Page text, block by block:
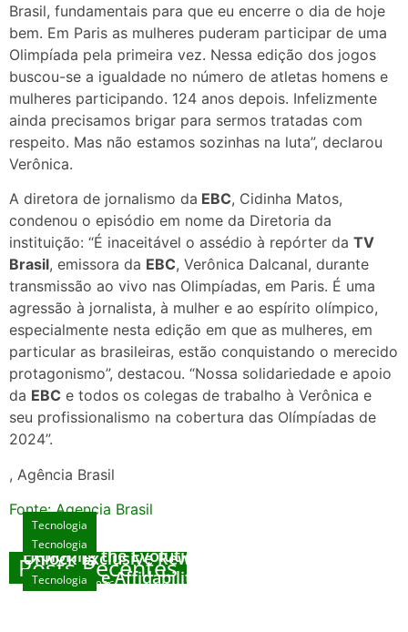
Brasil, fundamentais para que eu encerre o dia de hoje
bem. Em Paris as mulheres puderam participar de uma
Olimpíada pela primeira vez. Nessa edição dos jogos
buscou-se a igualdade no número de atletas homens e
mulheres participando. 124 anos depois. Infelizmente
ainda precisamos brigar para sermos tratadas com
respeito. Mas não estamos sozinhas na luta”, declarou
Verônica.
A diretora de jornalismo da EBC, Cidinha Matos,
condenou o episódio em nome da Diretoria da
instituição: “É inaceitável o assédio à repórter da TV
Brasil, emissora da EBC, Verônica Dalcanal, durante
transmissão ao vivo nas Olimpíadas, em Paris. É uma
agressão à jornalista, à mulher e ao espírito olímpico,
especialmente nesta edição em que as mulheres, em
particular as brasileiras, estão conquistando o merecido
protagonismo”, destacou. “Nossa solidariedade e apoio
da EBC e todos os colegas de trabalho à Verônica e
seu profissionalismo na cobertura das Olímpíadas de
2024”.
, Agência Brasil
Fonte: Agencia Brasil
Posts Recentes
Tecnologia
Exploring the Evolution of Online Slot Games
agosto 7, 2026
Tecnologia
Unlock Exclusive Rewards at The Big Dog
House
Tecnologia
Sicurezza e Affidabilità di Mr Nulls Wicked
Wares
Tecnologia